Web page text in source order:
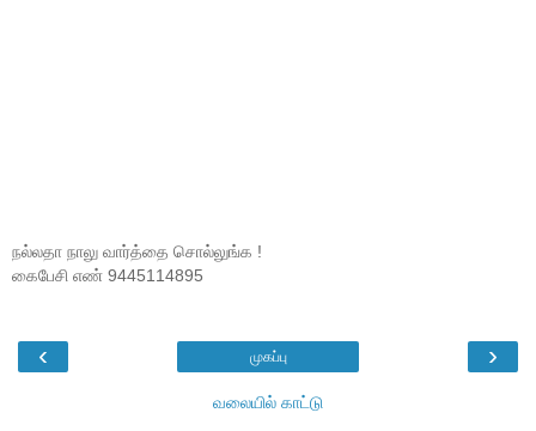
நல்லதா நாலு வார்த்தை சொல்லுங்க !
கைபேசி எண் 9445114895
‹ ›
முகப்பு
வலையில் காட்டு